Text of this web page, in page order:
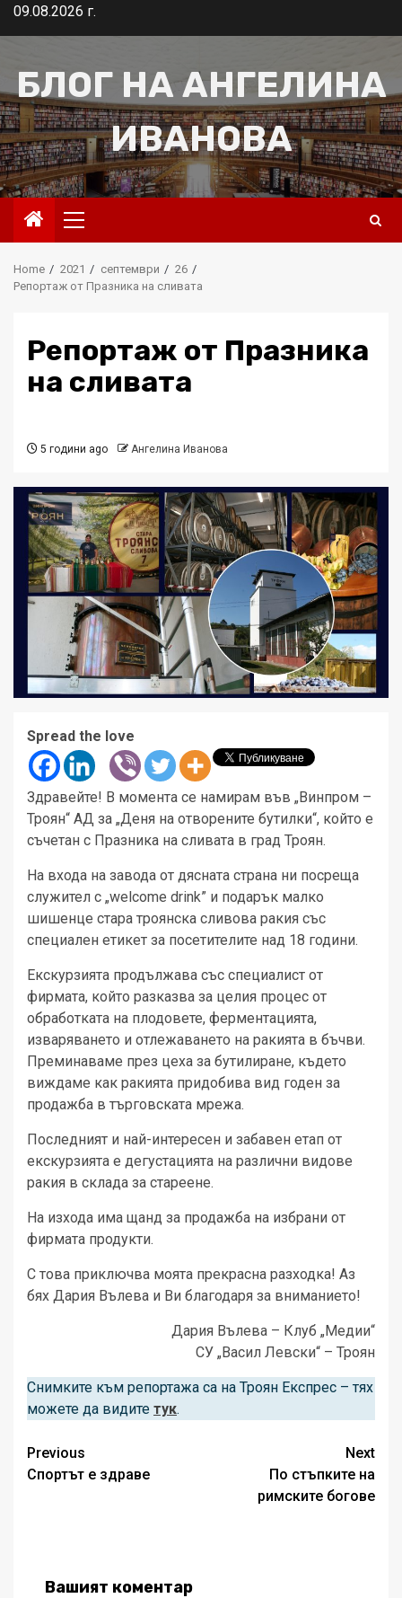
Skip09.08.2026 г.
БЛОГ НА АНГЕЛИНА
ИВАНОВА
Primary
Menu
Home 2021 септември
26
Репортаж от Празника на сливата
Репортаж от Празника
на сливата
5 години ago Ангелина Иванова
Spread the love
Здравейте! В момента се намирам във „Винпром –
Троян“ АД за „Деня на отворените бутилки“, който е
съчетан с Празника на сливата в град Троян.
На входа на завода от дясната страна ни посреща
служител с „welcome drink” и подарък малко
шишенце стара троянска сливова ракия със
специален етикет за посетителите над 18 години.
Екскурзията продължава със специалист от
фирмата, който разказва за целия процес от
обработката на плодовете, ферментацията,
изваряването и отлежаването на ракията в бъчви.
Преминаваме през цеха за бутилиране, където
виждаме как ракията придобива вид годен за
продажба в търговската мрежа.
Последният и най-интересен и забавен етап от
екскурзията е дегустацията на различни видове
ракия в склада за стареене.
На изхода има щанд за продажба на избрани от
фирмата продукти.
С това приключва моята прекрасна разходка! Аз
бях Дария Вълева и Ви благодаря за вниманието!
Дария Вълева – Клуб „Медии“
СУ „Васил Левски“ – Троян
Снимките към репортажа са на Троян Експрес – тях
можете да видите тук.
Post
navigation
Previous
Спортът е здраве
Next
По стъпките на
римските богове
Вашият коментар